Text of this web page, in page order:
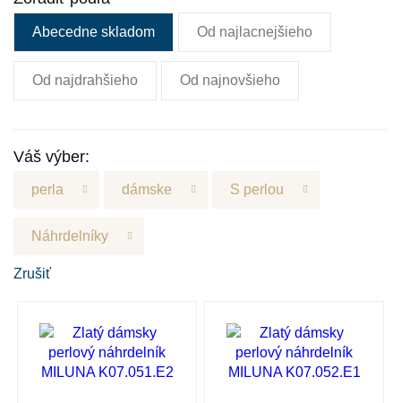
Abecedne skladom Od najlacnejšieho
Od najdrahšieho Od najnovšieho
Váš výber:
perla dámske S perlou
Náhrdelníky
Zrušiť